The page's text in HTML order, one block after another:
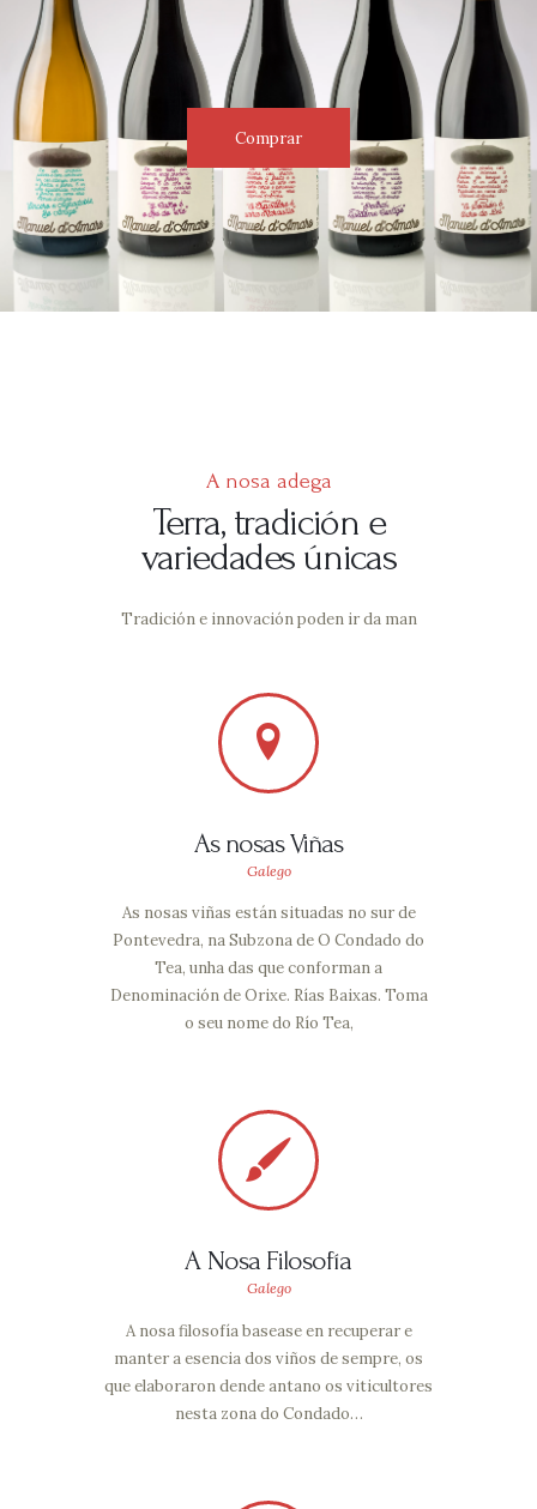
Comprar
A nosa adega
Terra, tradición e
variedades únicas
Tradición e innovación poden ir da man
As nosas Viñas
Galego
As nosas viñas están situadas no sur de
Pontevedra, na Subzona de O Condado do
Tea, unha das que conforman a
Denominación de Orixe. Rías Baixas. Toma
o seu nome do Río Tea,
A Nosa Filosofía
Galego
A nosa filosofía basease en recuperar e
manter a esencia dos viños de sempre, os
que elaboraron dende antano os viticultores
nesta zona do Condado…